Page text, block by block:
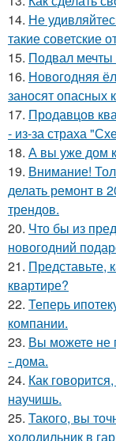
14. Не
такие советские
15. Подвал
16. Новогодняя
заносят опасных
17. Продавцов
- из-за страха
18. А вы уже дом
19. Внимание!
делать ремонт в
трендов.
20. Что бы из
новогодний
21. Представьте,
квартире?
22. Теперь
компании.
23. Вы можете не
- дома.
24. Как
научишь.
25. Такого, вы
холодильник в